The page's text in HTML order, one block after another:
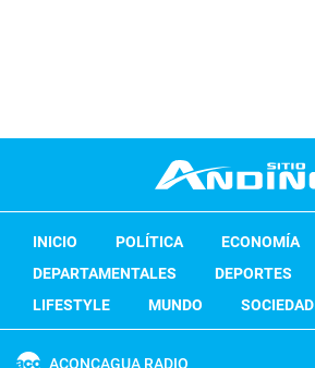
INICIO POLÍTICA ECONOMÍA
DEPARTAMENTALES
DEPORTES
LIFESTYLE
MUNDO SOCIEDAD
ACONCAGUA RADIO